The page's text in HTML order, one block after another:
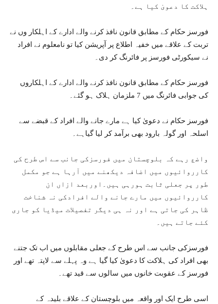
ہلاکت کا دعویٰ کیا ہے۔
فورسز حکام کے مطابق قانون نافذ کرنے والے ادارے کے اہلکار وں نے
تربت کے علاقے میں خفیہ اطلاع پر آپریشن کیا تو نامعلوم نے افراد
نے سیکورٹی فورسز پر فائرنگ کر دی۔
فورسز حکام کے مطابق قانون نافذ کرنے والے ادارے کے اہلکاروں
کی جوابی فائرنگ میں 7 ملزمان ہلاک ہو گئے۔
فورسز حکام نے دعویٰ کیا ہے مارے جانے والے افراد کے قبضے سے
اسلحہ اور گولہ بارود بھی برآمد کر لیا گیاہے۔
واضع رہے کہ بلوچستان میں فورسزکی جانب سے اس طرح کی
کارروائیوں میں اضافہ دیکھنے میں آرہا ہے جو مکمل
طور پر جعلی ثابت ہورہی ہیں۔اوربعد ازاں ان
کارروائیوں میں مارے جانے والے افرادکی نہ شناخت
ظاہر کی جاتی ہے اور نہ ہی دیگر تفصیلات میڈیا کو جاری
کئے جاتے ہیں۔
فورسزکی جانب سے اس طرح کے جعلی مقابلوں میں اب تک جتنے
بھی افراد کی ہلاکت کا دعویٰ کیا گیا ہے وہ پہلے سے لاپتہ تھے اور
فورسز کے عقوبت خانوں میں سالوں سے قید تھے۔
اسی طرح ایک اور واقعہ میں بلوچستان کے علاقے بلیدہ کے